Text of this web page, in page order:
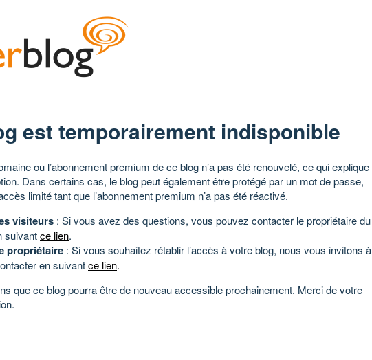
est temporairement indisponible
ou l’abonnement premium de ce blog n’a pas été renouvelé, ce qui explique
Dans certains cas, le blog peut également être protégé par un mot de passe,
limité tant que l’abonnement premium n’a pas été réactivé.
visiteurs : Si vous avez des questions, vous pouvez contacter le propriétaire du
suivantce lien.
propriétaire : Si vous souhaitez rétablir l’accès à votre blog, nous vous invitons à
en suivantce lien.
que ce blog pourra être de nouveau accessible prochainement. Merci de votre